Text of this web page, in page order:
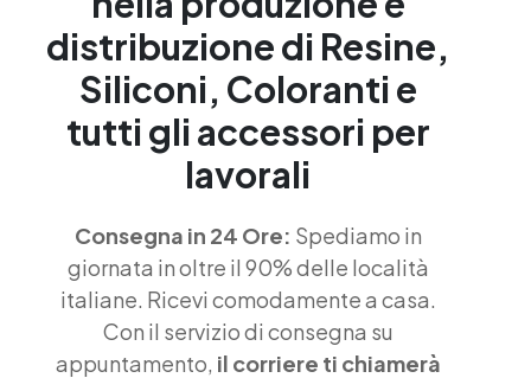
distribuzione di Resine,
Siliconi, Coloranti e
tutti gli accessori per
lavorali
Consegna in 24 Ore: Spediamo in
giornata in oltre il 90% delle località
italiane. Ricevi comodamente a casa.
Con il servizio di consegna su
appuntamento, il corriere ti chiamerà